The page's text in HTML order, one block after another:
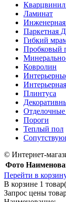
Ламинат
Инженерная
Паркетная
Гибкий
Пробковый
Ковролин
Плинтуса
Пороги
Теплый пол
© Интернет-
Фото
Перейти в
В корзине 1
Запрос цены